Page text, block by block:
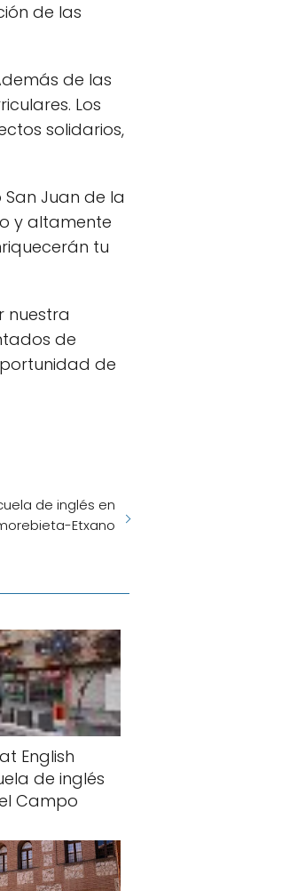
de las
de las
Los
solidarios,
Juan de la
y altamente
tu
nuestra
de
de
de inglés en
Etxano
English
de inglés
Campo